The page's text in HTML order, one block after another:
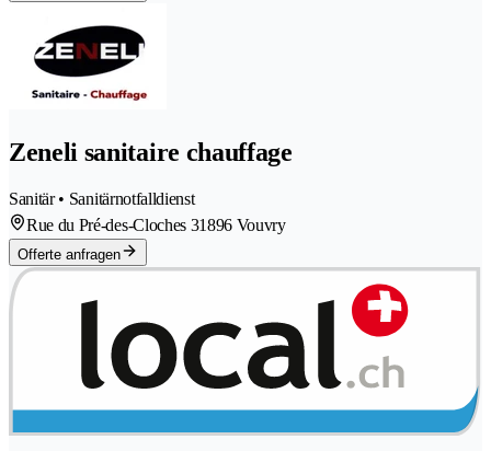
Zeneli sanitaire chauffage
Sanitär • Sanitärnotfalldienst
Rue du Pré-des-Cloches 31896 Vouvry
Offerte anfragen